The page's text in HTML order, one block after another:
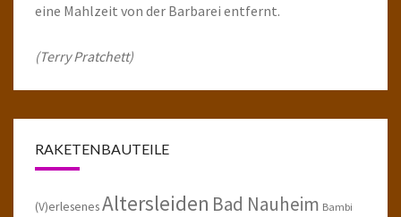
eine Mahlzeit von der Barbarei entfernt.
(Terry Pratchett)
RAKETENBAUTEILE
(V)erlesenesAltersleiden Bad Nauheim Bambi